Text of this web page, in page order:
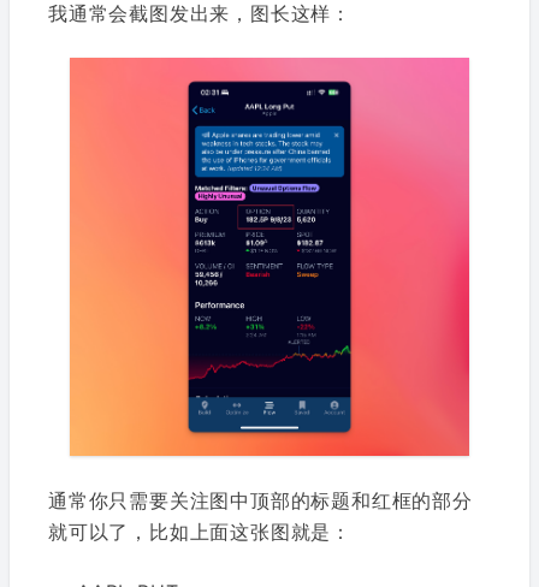
我通常会截图发出来，图长这样：
通常你只需要关注图中顶部的标题和红框的部分
就可以了，比如上面这张图就是：